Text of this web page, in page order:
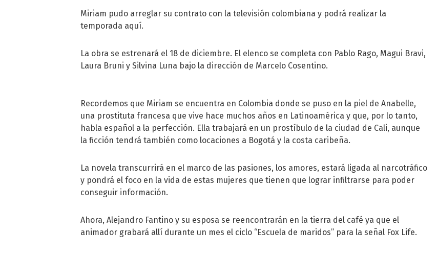
Miriam pudo arreglar su contrato con la televisión colombiana y podrá realizar la
temporada aquí.
La obra se estrenará el 18 de diciembre. El elenco se completa con Pablo Rago, Magui Bravi,
Laura Bruni y Silvina Luna bajo la dirección de Marcelo Cosentino.
Recordemos que Miriam se encuentra en Colombia donde se puso en la piel de Anabelle,
una prostituta francesa que vive hace muchos años en Latinoamérica y que, por lo tanto,
habla español a la perfección. Ella trabajará en un prostíbulo de la ciudad de Cali, aunque
la ficción tendrá también como locaciones a Bogotá y la costa caribeña.
La novela transcurrirá en el marco de las pasiones, los amores, estará ligada al narcotráfico
y pondrá el foco en la vida de estas mujeres que tienen que lograr infiltrarse para poder
conseguir información.
Ahora, Alejandro Fantino y su esposa se reencontrarán en la tierra del café ya que el
animador grabará allí durante un mes el ciclo “Escuela de maridos” para la señal Fox Life.